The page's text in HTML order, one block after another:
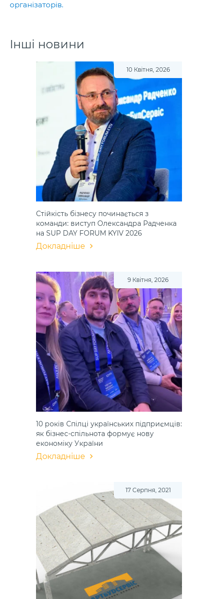
організаторів.
Інші новини
10 Квітня, 2026
Стійкість бізнесу починається з
команди: виступ Олександра Радченка
на SUP DAY FORUM KYIV 2026
Докладніше
9 Квітня, 2026
10 років Спілці українських підприємців:
як бізнес-спільнота формує нову
економіку України
Докладніше
17 Серпня, 2021